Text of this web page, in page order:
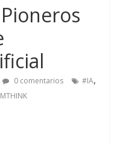
0 comentarios #IA,